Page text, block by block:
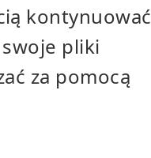
kontynuować
pliki
za pomocą